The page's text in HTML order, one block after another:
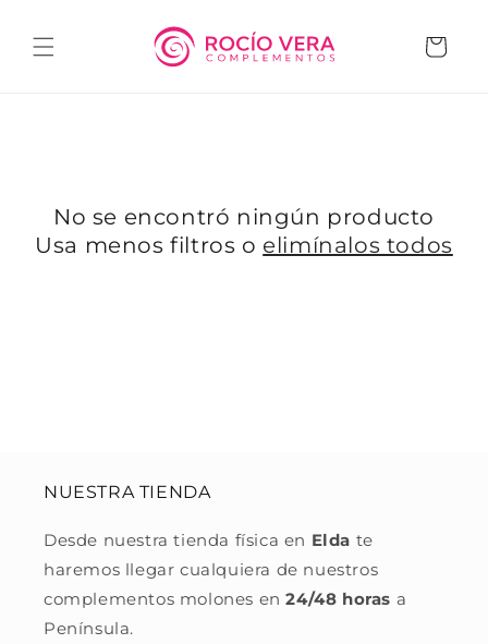
al contenido
Carrito
No se encontró ningún producto
Usa menos filtros o elimínalos todos
NUESTRA TIENDA
Desde nuestra tienda física en Elda te
haremos llegar cualquiera de nuestros
complementos molones en24/48 horas a
Península.